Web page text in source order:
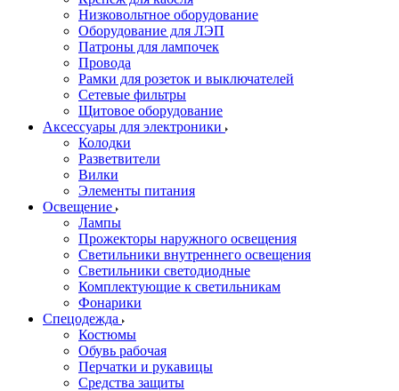
Низковольтное оборудование
Оборудование для ЛЭП
Патроны для лампочек
Провода
Рамки для розеток и выключателей
Сетевые фильтры
Щитовое оборудование
Аксессуары для электроники
Колодки
Разветвители
Вилки
Элементы питания
Освещение
Лампы
Прожекторы наружного освещения
Светильники внутреннего освещения
Светильники светодиодные
Комплектующие к светильникам
Фонарики
Спецодежда
Костюмы
Обувь рабочая
Перчатки и рукавицы
Средства защиты